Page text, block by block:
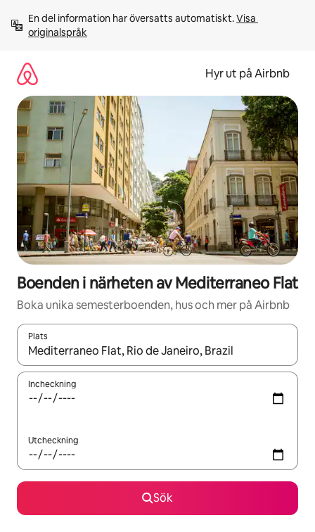
innehåll
En del information har översatts automatiskt. Visa
originalspråk
Hyr ut på Airbnb
Boenden i närheten av Mediterraneo Flat
Boka unika semesterboenden, hus och mer på Airbnb
Plats
När resultaten är tillgängliga kan du navigera med upp- och
Incheckning
Utcheckning
Sök